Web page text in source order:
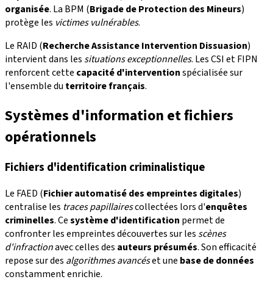
organisée. La BPM (Brigade de Protection des Mineurs)
protège les victimes vulnérables.
Le RAID (Recherche Assistance Intervention Dissuasion)
intervient dans les situations exceptionnelles. Les CSI et FIPN
renforcent cette capacité d'interventionspécialisée sur
l'ensemble du territoire français.
Systèmes d'information et fichiers
opérationnels
Fichiers d'identification criminalistique
Le FAED (Fichier automatisé des empreintes digitales)
centralise les traces papillairescollectées lors d'enquêtes
criminelles. Cesystème d'identification permet de
confronter les empreintes découvertes sur les scènes
d'infractionavec celles des auteurs présumés. Son efficacité
repose sur des algorithmes avancéset une base de données
constamment enrichie.